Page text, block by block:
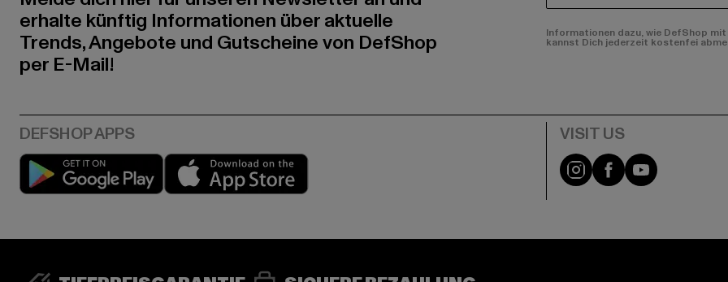
erhalte künftig Informationen über aktuelle
Trends, Angebote und Gutscheine von DefShop
per E-Mail!
Informationen dazu, wie DefShop
kannst Dich jederzeit kostenfei
Play market Visit our Instagram
Visit ourVisit our